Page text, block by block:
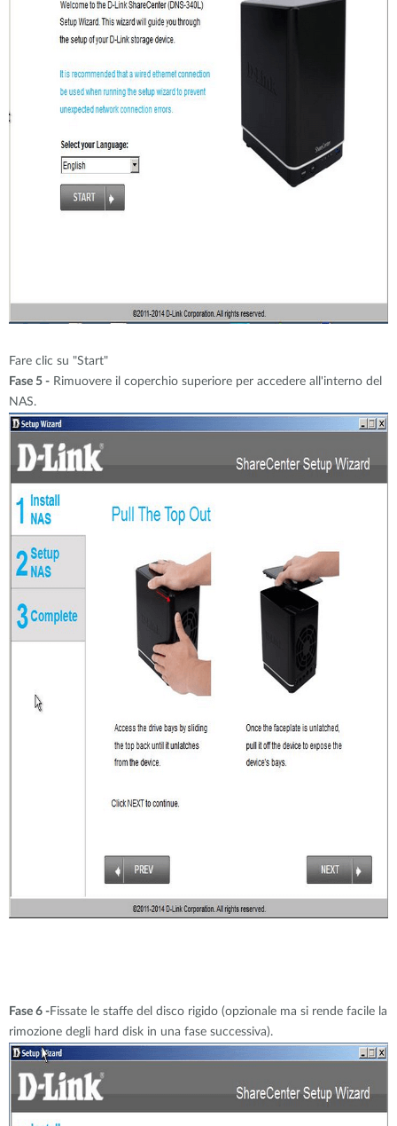
Fare clic su "Start"
Fase 5 - Rimuovere il coperchio superiore per accedere all'interno del
NAS.
Fase 6 -Fissate le staffe del disco rigido (opzionale ma si rende facile la
rimozione degli hard disk in una fase successiva).